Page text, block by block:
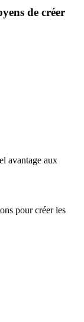
de créer
avantage aux
pour créer les